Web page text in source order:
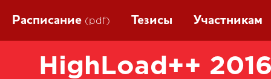
Расписание (pdf) Тезисы Участникам
HighLoad++